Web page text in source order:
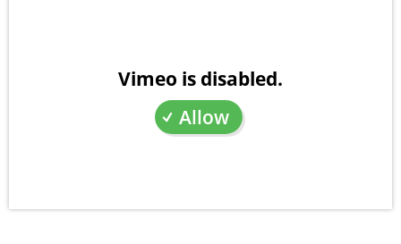
Vimeo is disabled.
Allow